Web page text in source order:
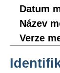
Datum
Název
Verze